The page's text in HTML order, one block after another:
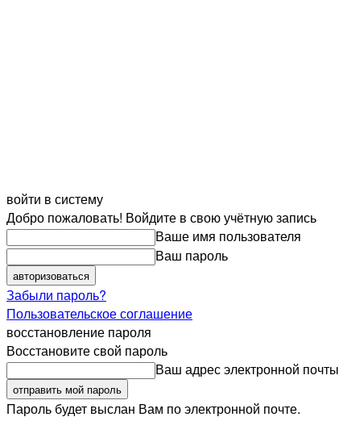
войти в систему
Добро пожаловать! Войдите в свою учётную запись
Ваше имя пользователя
Ваш пароль
Забыли пароль?
Пользовательское соглашение
восстановление пароля
Восстановите свой пароль
Ваш адрес электронной почты
Пароль будет выслан Вам по электронной почте.